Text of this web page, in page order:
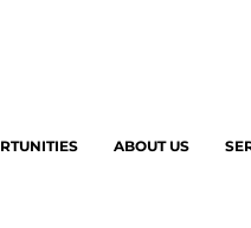
ABOUT US